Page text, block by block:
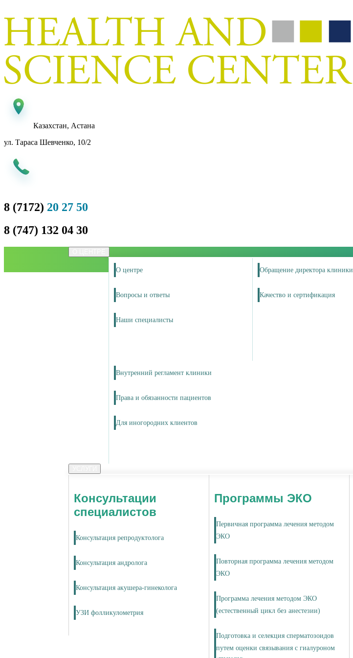
Казахстан, Астана
ул. Тараса Шевченко, 10/2
8 (7172) 20 27 50
8 (747) 132 04 30
О центре
Вопросы и ответы
Наши специалисты
Обращение директора клиники
Качество и сертификация
Внутренний регламент клиники
Права и обязанности пациентов
Для иногородних клиентов
Консультации
специалистов
Консультация репродуктолога
Консультация андролога
Консультация акушера-гинеколога
УЗИ фолликулометрия
Программы ЭКО
Первичная программа лечения методом
ЭКО
Повторная программа лечения методом
ЭКО
Программа лечения методом ЭКО
(естественный цикл без анестезии)
Подготовка и селекция сперматозоидов
путем оценки связывания с гиалуроном